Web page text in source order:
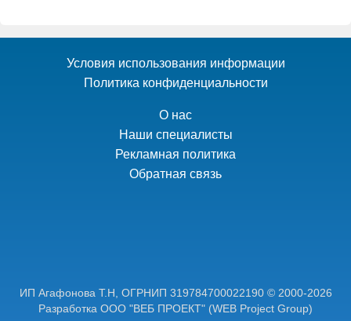
Условия использования информации
Политика конфиденциальности
О нас
Наши специалисты
Рекламная политика
Обратная связь
ИП Агафонова Т.Н, ОГРНИП 319784700022190 © 2000-2026
Разработка ООО "ВЕБ ПРОЕКТ" (WEB Project Group)